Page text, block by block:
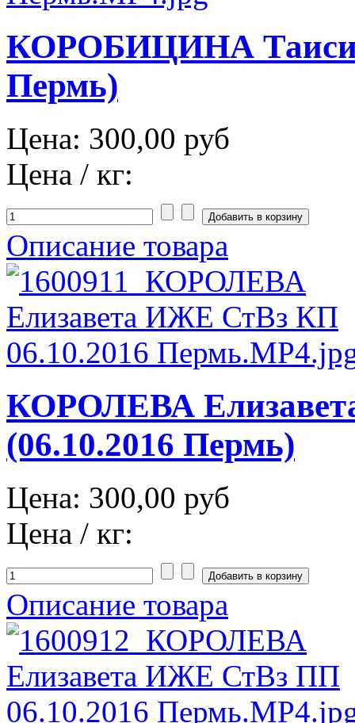
КОРОБИЦИНА
Пермь)
Цена: 300,00 руб
Цена / кг:
Описание товара
КОРОЛЕВА
(06.10.2016 Пермь)
Цена: 300,00 руб
Цена / кг:
Описание товара